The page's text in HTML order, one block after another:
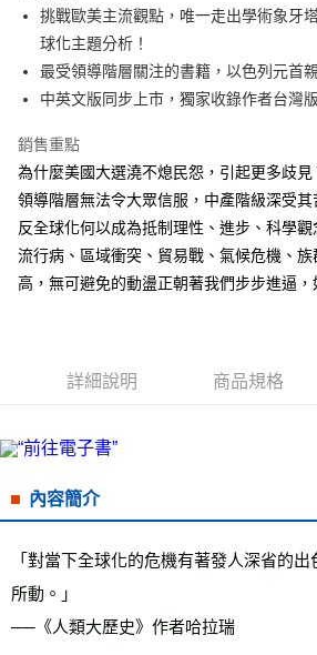
Apple Pay
街口支付
悠遊付
ATM付款
全家取貨付款
每筆NT$50，滿NT$499(含以上)免運費
付款後全家取貨
付款後7-11取貨
宅配
挑戰歐美主流觀點，唯一走出學術象牙
球化主題分析！
最受領導階層關注的書籍，以色列元首
中英文版同步上市，獨家收錄作者台灣
銷售重點
為什麼美國大選澆不熄民怨，引起更多歧見
領導階層無法令大眾信服，中產階級深受其
反全球化何以成為抵制理性、進步、科學觀
流行病、區域衝突、貿易戰、氣候危機、
高，無可避免的動盪正朝著我們步步進逼，
詳細說明 商品規格
內容簡介
「對當下全球化的危機有著發人深省的
所動。」
──《人類大歷史》作者哈拉瑞